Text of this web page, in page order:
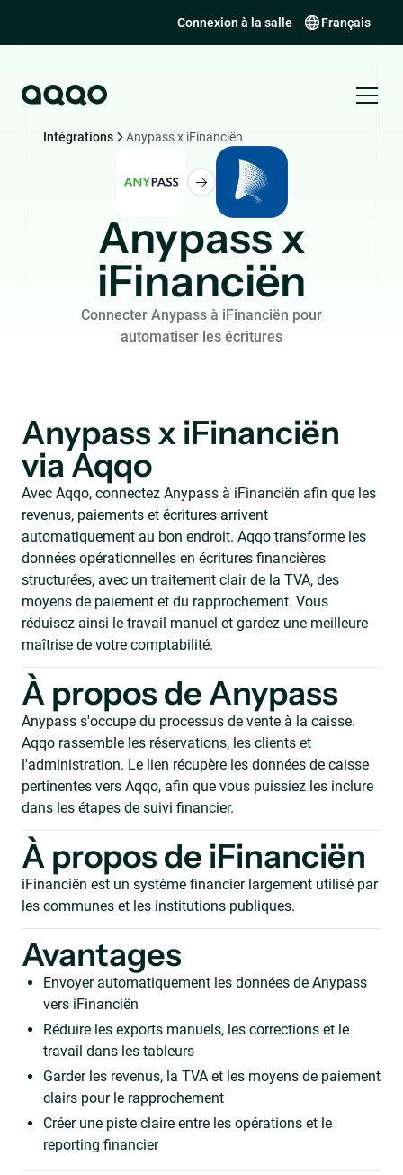
Connexion à la salle Français
Intégrations Anypass x iFinanciën
Anypass x
iFinanciën
Connecter Anypass à iFinanciën pour
automatiser les écritures
Anypass x iFinanciën
via Aqqo
Avec Aqqo, connectez Anypass à iFinanciën afin que les
revenus, paiements et écritures arrivent
automatiquement au bon endroit. Aqqo transforme les
données opérationnelles en écritures financières
structurées, avec un traitement clair de la TVA, des
moyens de paiement et du rapprochement. Vous
réduisez ainsi le travail manuel et gardez une meilleure
maîtrise de votre comptabilité.
À propos de Anypass
Anypass s'occupe du processus de vente à la caisse.
Aqqo rassemble les réservations, les clients et
l'administration. Le lien récupère les données de caisse
pertinentes vers Aqqo, afin que vous puissiez les inclure
dans les étapes de suivi financier.
À propos de iFinanciën
iFinanciën est un système financier largement utilisé par
les communes et les institutions publiques.
Avantages
Envoyer automatiquement les données de Anypass
vers iFinanciën
Réduire les exports manuels, les corrections et le
travail dans les tableurs
Garder les revenus, la TVA et les moyens de paiement
clairs pour le rapprochement
Créer une piste claire entre les opérations et le
reporting financier